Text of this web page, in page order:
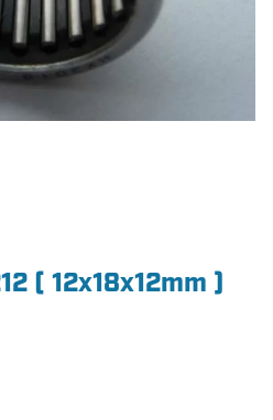
( 12x18x12mm )